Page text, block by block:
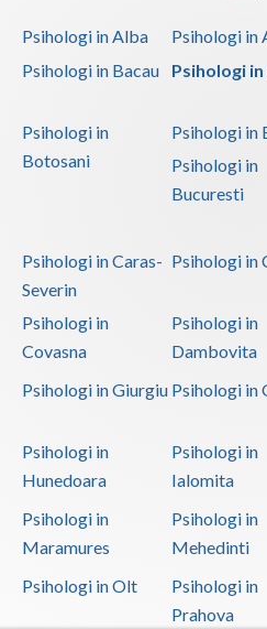
Psihologi in Alba Psihologi in
Psihologi in Bacau
Psihologi
Psihologi in
Botosani
Psihologi in
Psihologi in
Bucuresti
Psihologi in Caras-
Severin
Psihologi in
Psihologi in
Covasna
Psihologi in
Dambovita
Psihologi in Giurgiu Psihologi in
Psihologi in
Hunedoara
Psihologi in
Ialomita
Psihologi in
Maramures
Psihologi in
Mehedinti
Psihologi in Olt
Psihologi in
Prahova